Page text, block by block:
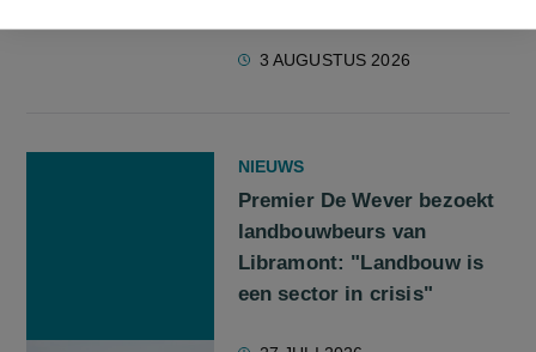
3 AUGUSTUS 2026
NIEUWS
Premier De Wever bezoekt
landbouwbeurs van
Libramont: "Landbouw is
een sector in crisis"